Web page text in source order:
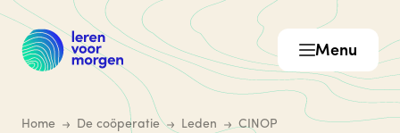
Menu
Home De coöperatie Leden CINOP